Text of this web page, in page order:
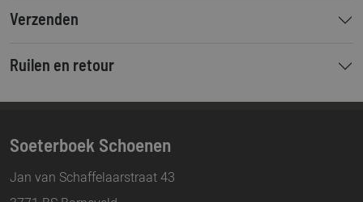
Verzenden
Ruilen en retour
Soeterboek Schoenen
Jan van Schaffelaarstraat 43